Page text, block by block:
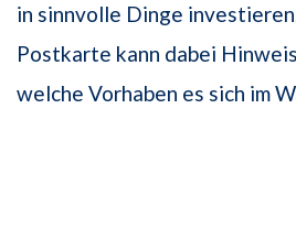
in sinnvolle Dinge
Postkarte kann dabei
welche Vorhaben es sich im